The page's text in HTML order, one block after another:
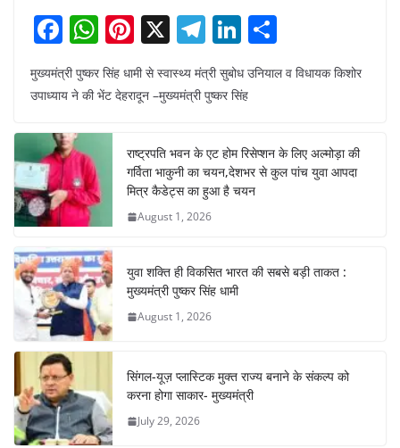
F
a
c
b
o
o
k
W
h
at
A
p
p
Pi
nt
er
e
st
X T
el
e
gr
a
m
Li
n
k
dI
n
ar
मुख्यमंत्री पुष्कर सिंह धामी से स्वास्थ्य मंत्री सुबोध उनियाल व विधायक किशोर
उपाध्याय ने की भेंट देहरादून –मुख्यमंत्री पुष्कर सिंह
राष्ट्रपति भवन के एट होम रिसेप्शन के लिए अल्मोड़ा की
गर्विता भाकुनी का चयन,देशभर से कुल पांच युवा आपदा
मित्र कैडेट्स का हुआ है चयन
August 1, 2026
युवा शक्ति ही विकसित भारत की सबसे बड़ी ताकत :
मुख्यमंत्री पुष्कर सिंह धामी
August 1, 2026
सिंगल-यूज़ प्लास्टिक मुक्त राज्य बनाने के संकल्प को
करना होगा साकार- मुख्यमंत्री
July 29, 2026